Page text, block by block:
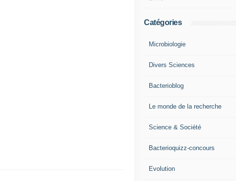
Catégories
Microbiologie
Divers Sciences
Bacterioblog
Le monde de la recherche
Science & Société
Bacterioquizz-concours
Evolution